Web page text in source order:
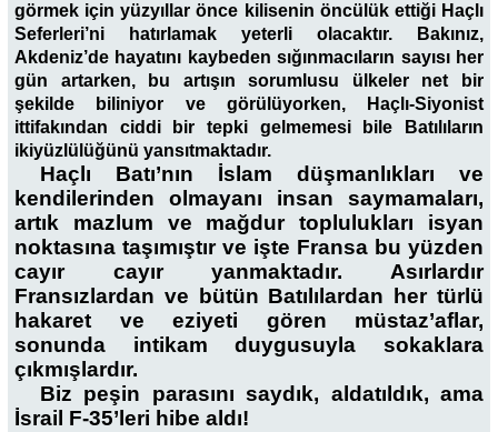
görmek için yüzyıllar önce kilisenin öncülük ettiği Haçlı
Seferleri’ni hatırlamak yeterli olacaktır. Bakınız,
Akdeniz’de hayatını kaybeden sığınmacıların sayısı her
gün artarken, bu artışın sorumlusu ülkeler net bir
şekilde biliniyor ve görülüyorken, Haçlı-Siyonist
ittifakından ciddi bir tepki gelmemesi bile Batılıların
ikiyüzlülüğünü yansıtmaktadır.
Haçlı Batı’nın İslam düşmanlıkları ve
kendilerinden olmayanı insan saymamaları,
artık mazlum ve mağdur toplulukları isyan
noktasına taşımıştır ve işte Fransa bu yüzden
cayır cayır yanmaktadır. Asırlardır
Fransızlardan ve bütün Batılılardan her türlü
hakaret ve eziyeti gören müstaz’aflar,
sonunda intikam duygusuyla sokaklara
çıkmışlardır.
Biz peşin parasını saydık, aldatıldık, ama
İsrail F-35’leri hibe aldı!